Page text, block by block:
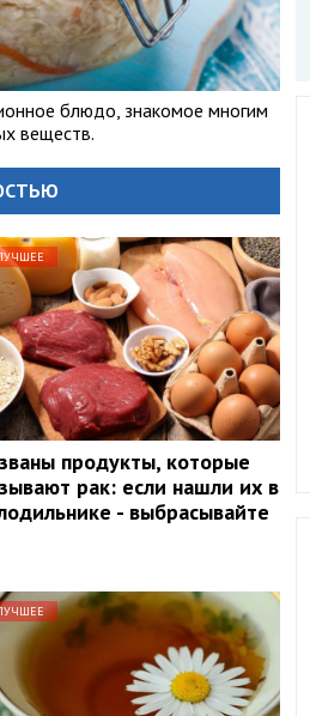
блюдо, знакомое многим
веществ.
продукты, которые
рак: если нашли их в
- выбрасывайте